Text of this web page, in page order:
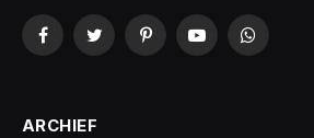
FacebookTwitterPinterestYouTubeWhatsApp
ARCHIEF